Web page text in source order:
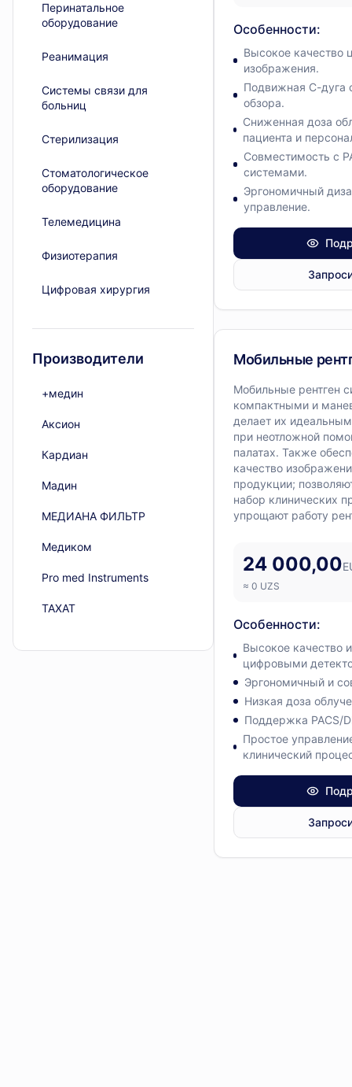
Перинатальное
оборудование
Реанимация
Системы связи для
больниц
Стерилизация
Стоматологическое
оборудование
Телемедицина
Физиотерапия
Цифровая хирургия
Производители
+медин
Аксион
Кардиан
Мадин
МЕДИАНА ФИЛЬТР
Медиком
Рro med Instruments
ТАХАТ
Особенности:
Высокое качество
изображения.
Подвижная С-дуга
обзора.
Сниженная доза
пациента и
Совместимость с
системами.
Эргономичный
управление.
Диагностическое
Мобильные
Мобильные рентген
компактными и
делает их
при неотложной
палатах. Также
качество
продукции;
набор клинических
упрощают работу
24 000,00
≈ 0 UZS
Особенности:
Высокое качество
цифровыми
Эргономичный и
Низкая доза
Поддержка PACS/
Простое
клинический